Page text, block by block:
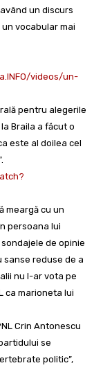
un discurs
vocabular mai
videos/un-
pentru alegerile
Braila a făcut o
este al doilea cel
meargă cu un
persoana lui
de opinie
sanse reduse de a
nu l-ar vota pe
ca marioneta lui
Crin Antonescu
se
politic”,